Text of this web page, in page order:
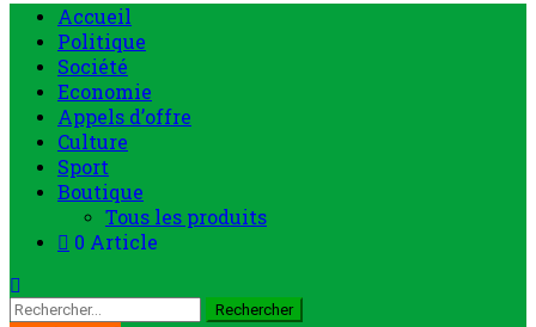
Menu
principal
Accueil
Politique
Société
Economie
Appels d’offre
Culture
Sport
Boutique
Tous les produits
0 Article
Rechercher :